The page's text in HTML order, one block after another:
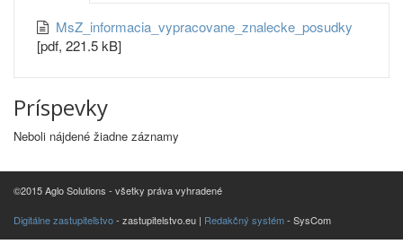
MsZ_informacia_vypracovane_znalecke_posudky
[pdf, 221.5 kB]
Príspevky
Neboli nájdené žiadne záznamy
©2015 Aglo Solutions - všetky práva vyhradené
Digitálne zastupiteľstvo- zastupitelstvo.eu | Redakčný systém- SysCom